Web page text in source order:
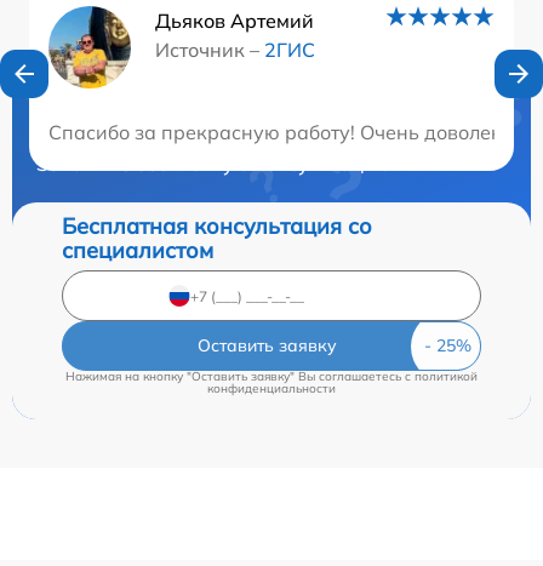
Дьяков Артемий
Источник – 2ГИС
Спасибо за прекрасную работу! Очень доволен
Нужна консультация?
Закажите бесплатную консультацию
Бесплатная консультация со
специалистом
Оставить заявку
Нажимая на кнопку "Оставить заявку" Вы соглашаетесь c политикой
конфиденциальности